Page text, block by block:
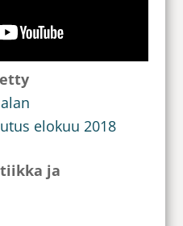
elokuu 2018
ja